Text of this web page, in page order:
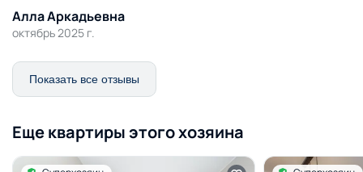
Алла Аркадьевна
октябрь 2025 г.
Показать все отзывы
Еще квартиры этого хозяина